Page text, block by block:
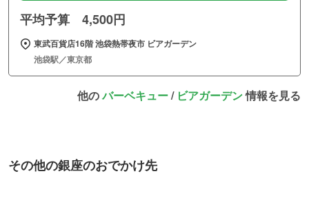
平均予算 4,500円
東武百貨店16階 池袋熱帯夜市 ビアガーデン
池袋駅／東京都
他のバーベキュー/ ビアガーデン情報を見る
その他の銀座のおでかけ先